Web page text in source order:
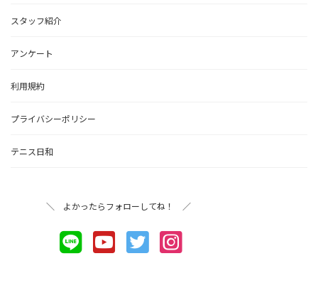
スタッフ紹介
アンケート
利用規約
プライバシーポリシー
テニス日和
＼ よかったらフォローしてね！ ／